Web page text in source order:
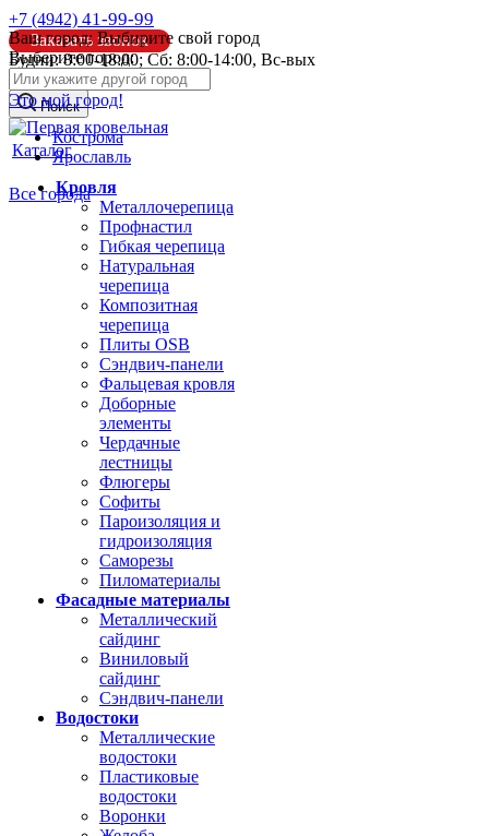
Ваш город: Выбирите свой город
Выберите город:
Это мой город!
Кострома
Ярославль
Все города
+7 (4942) 41-99-99
Заказать звонок
Будни: 8:00-18:00; Сб: 8:00-14:00, Вс-вых
info@pk44.ru
Поиск
Каталог
Кровля
Металлочерепица
Профнастил
Гибкая черепица
Натуральная
черепица
Композитная
черепица
Плиты OSB
Сэндвич-панели
Фальцевая кровля
Доборные
элементы
Чердачные
лестницы
Флюгеры
Софиты
Пароизоляция и
гидроизоляция
Саморезы
Пиломатериалы
Фасадные материалы
Металлический
сайдинг
Виниловый
сайдинг
Сэндвич-панели
Водостоки
Металлические
водостоки
Пластиковые
водостоки
Воронки